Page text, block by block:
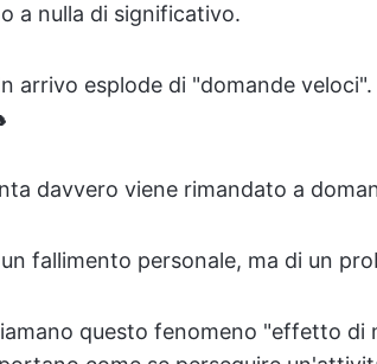
a nulla di significativo.
arrivo esplode di "domande
davvero viene rimandato a
fallimento personale, ma di un
questo fenomeno "effetto di